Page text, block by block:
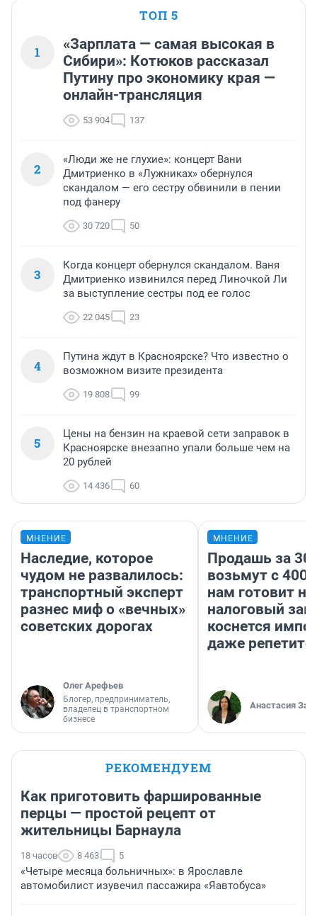
ТОП 5
1
«Зарплата — самая высокая в
Сибири»: Котюков рассказал
Путину про экономику края —
онлайн-трансляция
53 904 137
2
«Люди же не глухие»: концерт Вани
Дмитриенко в «Лужниках» обернулся
скандалом — его сестру обвинили в пении
под фанеру
30 720 50
3
Когда концерт обернулся скандалом. Ваня
Дмитриенко извинился перед Линочкой Ли
за выступление сестры под ее голос
22 045 23
4
Путина ждут в Красноярске? Что известно о
возможном визите президента
19 808 99
5
Цены на бензин на краевой сети заправок в
Красноярске внезапно упали больше чем на
20 рублей
14 436 60
МНЕНИЕ
Наследие, которое
чудом не развалилось:
транспортный эксперт
разнес миф о «вечных»
советских дорогах
Олег Арефьев
Блогер, предприниматель,
владелец в транспортном
бизнесе
МНЕНИЕ
Продашь за
возьмут с
нам готовит
налоговый
коснется
даже
Анастасия
РЕКОМЕНДУЕМ
Как приготовить фаршированные
перцы — простой рецепт от
жительницы Барнаула
18 часов 8 463 5
«Четыре месяца больничных»: в Ярославле
автомобилист изувечил пассажира «Яавтобуса»